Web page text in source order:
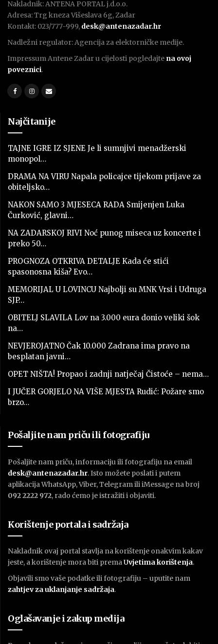
Nakladnik: ANTENA PORTAL j.d.o.o.
Adresa: Trg kneza Višeslava 6g, Zadar
Kontakt: 023/777-999, desk@antenazadar.hr
Nadležni regulator: Agencija za elektorničke medije.
Impressum Antene Zadar u cijelosti pogledajte na ovoj
poveznici.
Najčitanije
TAJNE IGRE IZ SJENE Je li sumnjivi menadžerski
monopol…
DRAMA NA VIRU Napala policajce tijekom prijave za
obiteljsko…
NAKON SAMO 3 MJESECA RADA Smijenjen Luka
Čurković, glavni…
NA ZADARSKOJ RIVI Noć punog miseca uz koncerte i
preko 50…
PROGNOZA OTKRIVA DETALJE Kada će stići
spasonosna kiša? Evo…
MEMORIJAL U LOVINCU Najbolji su MNK Vrsi i Udruga
SJP…
OBITELJ SLAVILA Lov na 3.000 eura donio veliki šok
na…
NEVJEROJATNO Čak 10.000 Zadrana ima pravo na
besplatan javni…
OPET NIŠTA! Propao i zadnji natječaj Čistoće – nema…
I JUČER GORJELO NA VIŠE MJESTA Rudić: Požare smo
brzo…
Pošaljite nam priču ili fotografiju
Pošaljite nam priču, informaciju ili fotografiju na email
desk@antenazadar.hr. Isto možete poslati i putem
aplikacija WhatsApp, Viber, Telegram ili iMessage na broj
092 2222 972, rado ćemo je istražiti i objaviti.
Korištenje portala i sadržaja
Nakladnik ovaj portal stavlja na korištenje onakvim kakav
jeste, a korištenje mora biti premaUvjetima korištenja.
Objavili smo vaše podatke ili fotografiju – uputite nam
zahtjev za uklanjanje sadržaja.
Oglašavanje i zakup medija